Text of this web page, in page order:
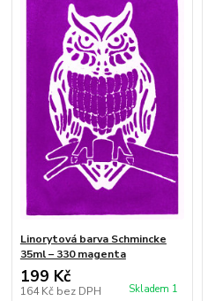
Linorytová barva Schmincke
35ml – 330 magenta
199 Kč
164 Kč bez DPH Skladem 1